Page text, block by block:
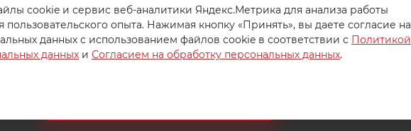
cookie и сервис веб-аналитики Яндекс.Метрика для анализа работы
пользовательского опыта. Нажимая кнопку «Принять», вы даете согласие на
данных с использованием файлов cookie в соответствии с Политикой
данных и Согласием на обработку персональных данных.